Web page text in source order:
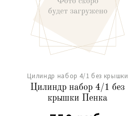
Цилиндр набор 4/1 без крышки
Цилиндр набор 4/1 без
крышки Пенка